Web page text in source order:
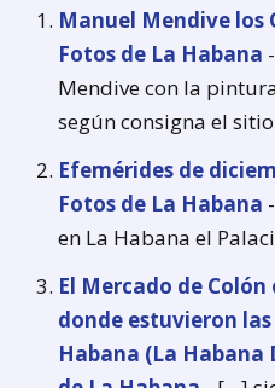
Manuel Mendive los
Fotos de La Habana
Mendive con la
según consigna el
Efemérides de
Fotos de La Habana
en La Habana el
El Mercado de
donde estuvieron
Habana (La Habana